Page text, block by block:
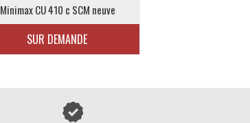
Minimax CU 410 c SCM neuve
SUR DEMANDE